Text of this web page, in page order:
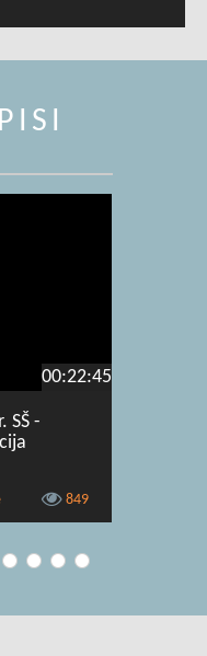
00:22:45
SŠ -
849